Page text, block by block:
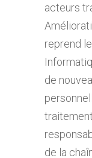
acteurs
reprend
de
de la